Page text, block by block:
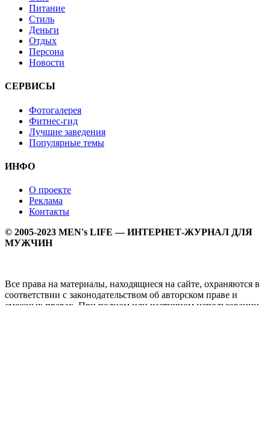
Питание
Стиль
Деньги
Отдых
Персона
Новости
СЕРВИСЫ
Фотогалерея
Фитнес-гид
Лучшие заведения
Популярные темы
ИНФО
О проекте
Реклама
Контакты
© 2005-2023 MEN's LIFE — ИНТЕРНЕТ-ЖУРНАЛ ДЛЯ
МУЖЧИН
Все права на материалы, находящиеся на сайте, охраняются в
соответствии с законодательством об авторском праве и
смежных правах. При полном или частичном использовании